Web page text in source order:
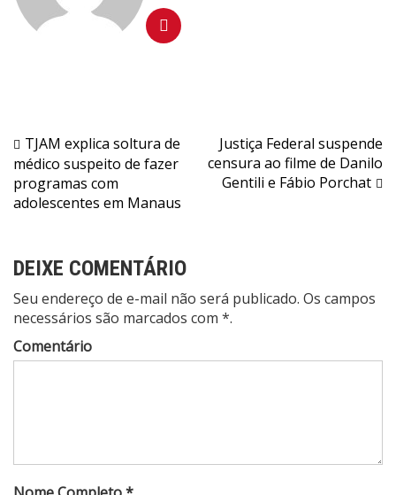
Navegação
de
Post
TJAM explica soltura de
médico suspeito de fazer
programas com
adolescentes em Manaus
Justiça Federal suspende
censura ao filme de Danilo
Gentili e Fábio Porchat
DEIXE COMENTÁRIO
Seu endereço de e-mail não será publicado. Os campos
necessários são marcados com *.
Comentário